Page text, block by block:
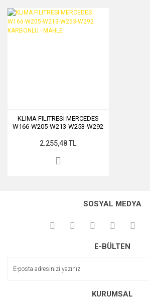
KLIMA FILITRESI MERCEDES
W166-W205-W213-W253-W292
2.255,48 TL
SOSYAL MEDYA
E-BÜLTEN
KURUMSAL